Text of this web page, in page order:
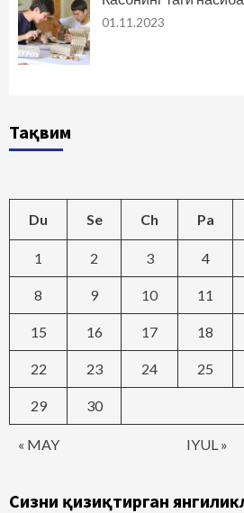
01.11.2023
Тақвим
Du Se Ch Pa
« MAY IYUL »
1 2 3 4
8 9 10 11
15 16 17 18
22 23 24 25
29 30
Сизни қизиқтирган